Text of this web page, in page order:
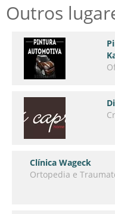
Outros
Clínica Wageck
Ortopedia e